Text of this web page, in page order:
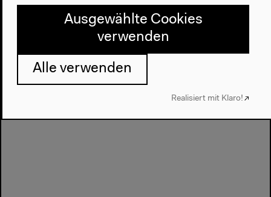
Nächste Veranstaltung
Ausstellungsführung
mit Yumin Li
Ausgewählte Cookies
verwenden
Alle verwenden
Realisiert mit Klaro!